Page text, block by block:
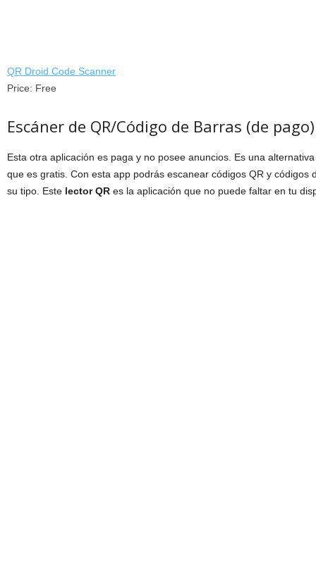
QR Droid Code Scanner
Price: Free
Escáner de QR/Código de Barras (de pago)
Esta otra aplicación es paga y no posee anuncios. Es una
que es gratis. Con esta app podrás escanear códigos QR y códigos
su tipo. Este lector QR es la aplicación que no puede faltar en tu